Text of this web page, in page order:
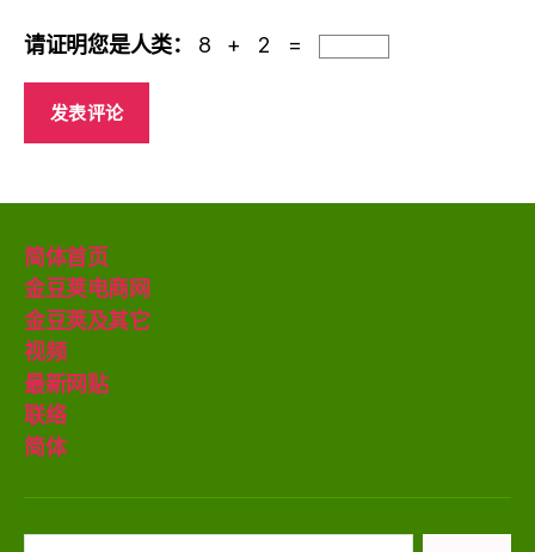
请证明您是人类： 8 + 2 =
简体首页
金豆荚电商网
金豆莢及其它
视频
最新网贴
联络
简体